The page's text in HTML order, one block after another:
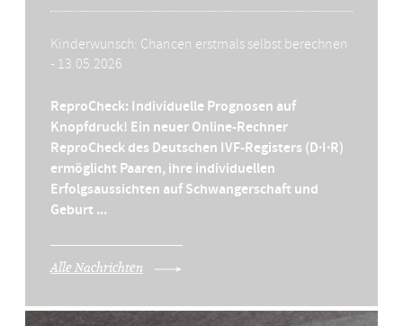
Kinderwunsch: Chancen erstmals selbst berechnen
- 13.05.2026
ReproCheck: Individuelle Prognosen auf
Knopfdruck! Ein neuer Online-Rechner
ReproCheck des Deutschen IVF-Registers (D·I·R)
ermöglicht Paaren, ihre individuellen
Erfolgsaussichten auf Schwangerschaft und
Geburt ...
Alle Nachrichten